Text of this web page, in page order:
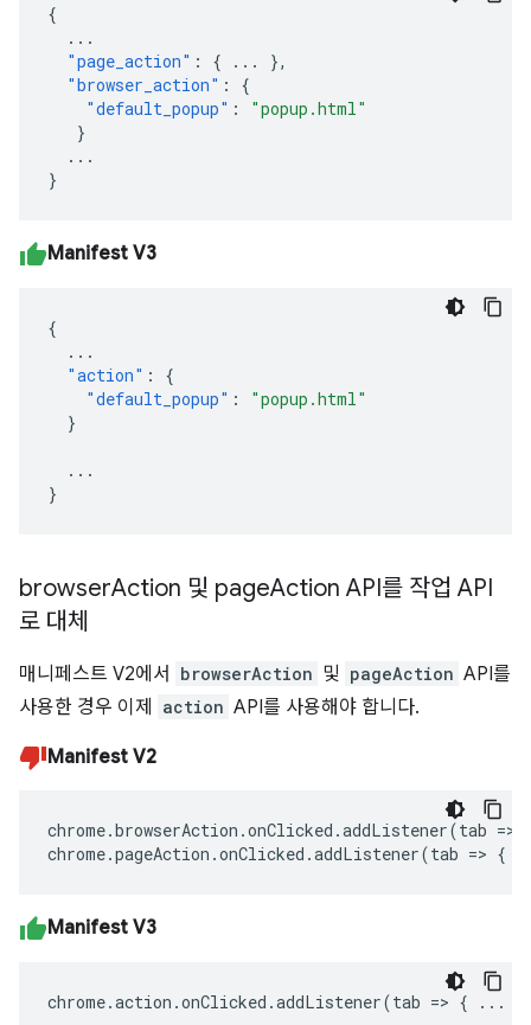
{
...
"page_action" : { ...
},
"browser_action" :
{
"default_popup" :
"popup.html"
}
...
}
Manifest V3
{
...
"action" :
{
"default_popup" :
"popup.html"
}
...
}
browserAction 및 pageAction API를 작업 API
로 대체
매니페스트 V2에서 browserAction 및 pageAction API를
사용한 경우 이제
action API를 사용해야 합니다.
Manifest V2
chrome.browserAction .onClicked .addListener(tab =>
chrome.pageAction .onClicked .addListener(tab => {
Manifest V3
chrome.action .onClicked .addListener(tab => { ...